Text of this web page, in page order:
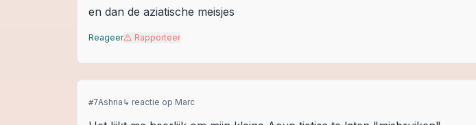
en dan de aziatische meisjes
Reageer Rapporteer
#7Ashna ↳ reactie op Marc